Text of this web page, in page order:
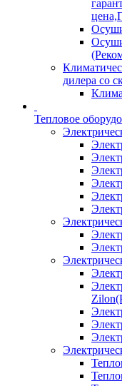
дилера со
Тепловое